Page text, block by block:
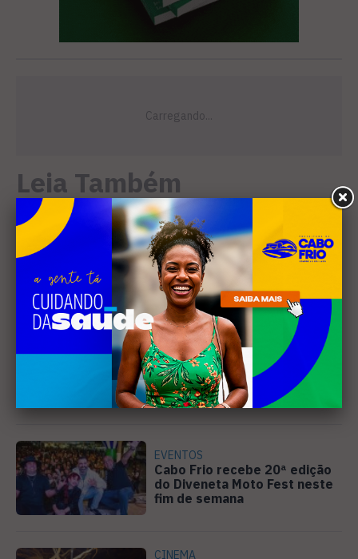
Leia Também
SANEAMENTO
Câmara de Búzios aprova
audiência pública para
discutir atuação e serviços
da Prolagos
DIREITOS HUMANOS
Ativista de Cabo Frio
representa o Brasil em
conferência internacional na
Holanda
EVENTOS
Cabo Frio recebe 20ª edição
do Diveneta Moto Fest neste
fim de semana
CINEMA